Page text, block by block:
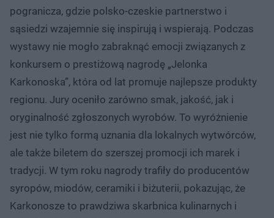
pogranicza, gdzie polsko-czeskie partnerstwo i
sąsiedzi wzajemnie się inspirują i wspierają. Podczas
wystawy nie mogło zabraknąć emocji związanych z
konkursem o prestiżową nagrodę „Jelonka
Karkonoska”, która od lat promuje najlepsze produkty
regionu. Jury oceniło zarówno smak, jakość, jak i
oryginalność zgłoszonych wyrobów. To wyróżnienie
jest nie tylko formą uznania dla lokalnych wytwórców,
ale także biletem do szerszej promocji ich marek i
tradycji. W tym roku nagrody trafiły do producentów
syropów, miodów, ceramiki i biżuterii, pokazując, że
Karkonosze to prawdziwa skarbnica kulinarnych i